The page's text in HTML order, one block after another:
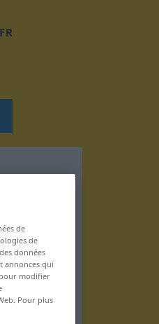
FR
de
de
données
annonces qui
modifier
Pour plus